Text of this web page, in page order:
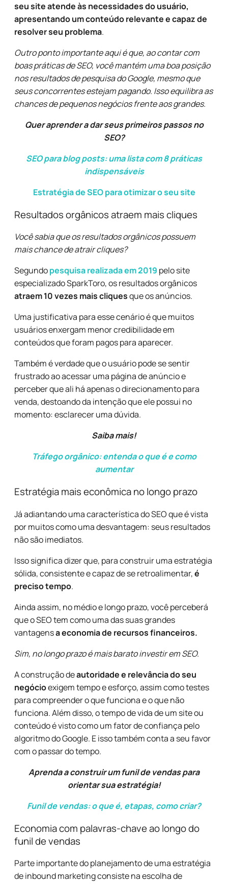
seu site atende às necessidades do usuário,
apresentando um conteúdo relevante e capaz de
resolver seu problema.
Outro ponto importante aqui é que, ao contar com
boas práticas de SEO, você mantém uma boa posição
nos resultados de pesquisa do Google, mesmo que
seus concorrentes estejam pagando. Isso equilibra as
chances de pequenos negócios frente aos grandes.
Quer aprender a dar seus primeiros passos no
SEO?
SEO para blog posts: uma lista com 8 práticas
indispensáveis
Estratégia de SEO para otimizar o seu site
Resultados orgânicos atraem mais cliques
Você sabia que os resultados orgânicos possuem
mais chance de atrair cliques?
Segundopesquisa realizada em 2019 pelo site
especializadoSparkToro,os resultados orgânicos
atraem 10 vezes mais cliquesque os anúncios.
Uma justificativa para esse cenário é que muitos
usuários enxergam menor credibilidade em
conteúdos que foram pagos para aparecer.
Também é verdade que o usuário pode se sentir
frustrado ao acessar uma página de anúncio e
perceber que ali há apenas o direcionamento para
venda, destoando da intenção que ele possui no
momento: esclarecer uma dúvida.
Saiba mais!
Tráfego orgânico: entenda o que é e como
aumentar
Estratégia mais econômica no longo prazo
Já adiantando uma característica do SEO que é vista
por muitos como uma desvantagem: seus resultados
não são imediatos.
Isso significa dizer que, para construir uma estratégia
sólida, consistente e capaz de se retroalimentar,é
preciso tempo.
Ainda assim, no médio e longo prazo, você perceberá
que o SEO tem como uma das suas grandes
vantagensa economia de recursos financeiros.
Sim, no longo prazo é mais barato investir em SEO.
A construção deautoridade e relevância do seu
negócioexigem tempo e esforço, assim como testes
para compreender o que funciona e o que não
funciona. Além disso, o tempo de vida de um site ou
conteúdo é visto como um fator de confiança pelo
algoritmo do Google. E isso também conta a seu favor
com o passar do tempo.
Aprenda a construir um funil de vendas para
orientar sua estratégia!
Funil de vendas: o que é, etapas, como criar?
Economia com palavras-chave ao longo do
funil de vendas
Parte importante do planejamento de uma estratégia
de inbound marketing consiste na escolha de